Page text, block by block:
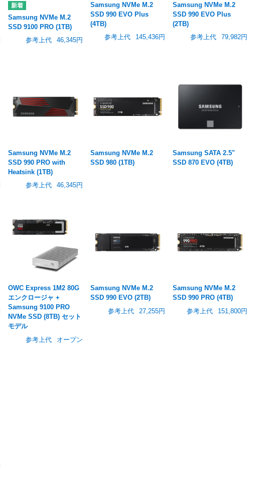
Samsung NVMe M.2
SSD 9100 PRO (1TB)
参考上代
46,345円
Samsung NVMe M.2
SSD 990 EVO Plus
(4TB)
参考上代
145,436円
Samsung NVMe M.2
SSD 990 EVO Plus
(2TB)
参考上代
79,982円
Samsung NVMe M.2
SSD 990 PRO with
Heatsink (1TB)
参考上代
46,345円
Samsung NVMe M.2
SSD 980 (1TB)
Samsung SATA 2.5"
SSD 870 EVO (4TB)
OWC Express 1M2 80G
エンクロージャ +
Samsung 9100 PRO
NVMe SSD (8TB) セット
モデル
参考上代
オープン
Samsung NVMe M.2
SSD 990 EVO (2TB)
参考上代
27,255円
Samsung NVMe M.2
SSD 990 PRO (4TB)
参考上代
151,800円